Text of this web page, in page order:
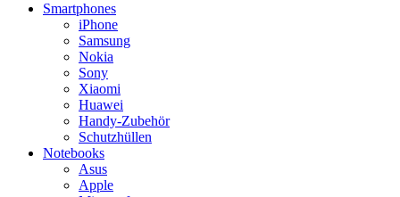
Smartphones
iPhone
Samsung
Nokia
Sony
Xiaomi
Huawei
Handy-Zubehör
Schutzhüllen
Notebooks
Asus
Apple